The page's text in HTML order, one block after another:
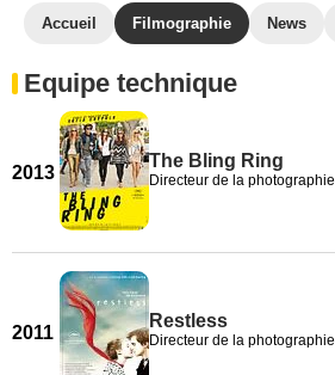
Accueil Filmographie News
Equipe technique
2013
The Bling Ring
Directeur de la photographie
2011
Restless
Directeur de la photographie